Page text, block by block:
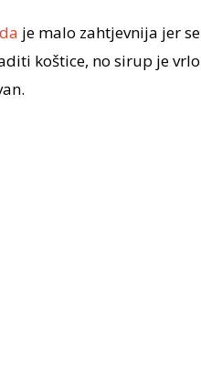
je malo zahtjevnija jer se
koštice, no sirup je vrlo